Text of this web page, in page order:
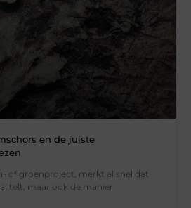
en de juiste
of groenproject, merkt al snel dat
telt, maar ook de manier